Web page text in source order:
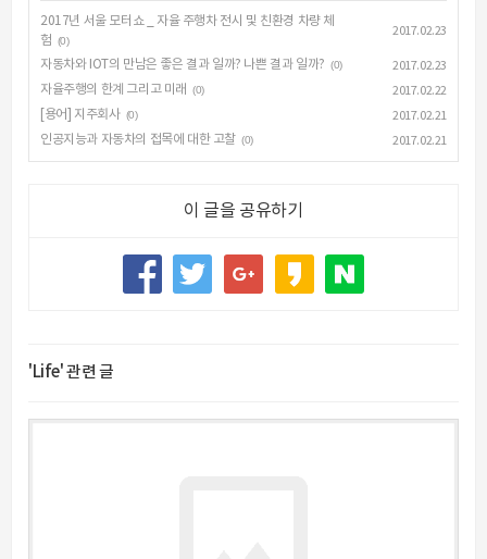
2017년 서울 모터쇼 _ 자율 주행차 전시 및 친환경 차량 체
험 (0)
2017.02.23
자동차와 IOT의 만남은 좋은 결과 일까? 나쁜 결과 일까? (0)
2017.02.23
자율주행의 한계 그리고 미래
(0)
2017.02.22
[용어] 지주회사 (0)
2017.02.21
인공지능과 자동차의 접목에 대한 고찰 (0) 2017.02.21
이 글을 공유하기
'Life' 관련 글